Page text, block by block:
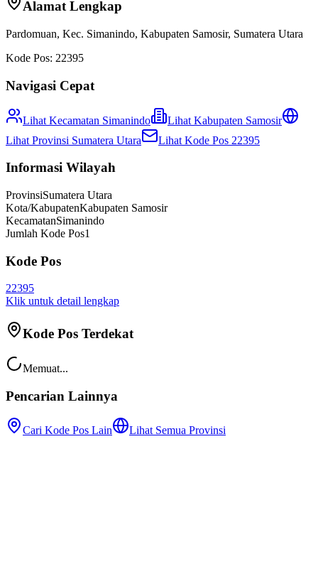
Alamat Lengkap
Pardomuan, Kec. Simanindo, Kabupaten Samosir, Sumatera Utara
Kode Pos: 22395
Navigasi Cepat
Lihat Kecamatan Simanindo Lihat Kabupaten Samosir
Lihat Provinsi Sumatera Utara Lihat Kode Pos 22395
Informasi Wilayah
ProvinsiSumatera Utara
Kota/KabupatenKabupaten Samosir
KecamatanSimanindo
Jumlah Kode Pos1
Kode Pos
22395
Klik untuk detail lengkap
Kode Pos Terdekat
Memuat...
Pencarian Lainnya
Cari Kode Pos Lain Lihat Semua Provinsi